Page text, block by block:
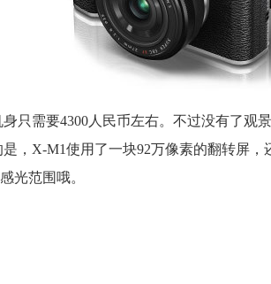
只需要4300人民币左右。不过没有了
，X-M1使用了一块92万像素的翻转屏，
光范围哦。